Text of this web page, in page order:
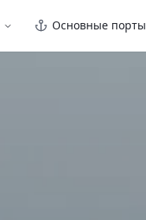
Основные порты